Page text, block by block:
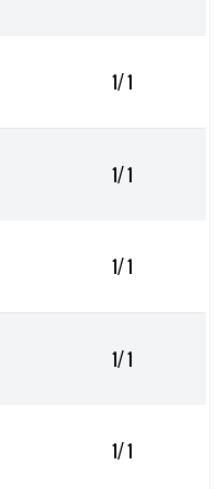
1/ 1
1/ 1
1/ 1
1/ 1
1/ 1